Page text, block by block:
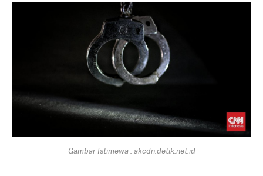
Gambar Istimewa : akcdn.detik.net.id